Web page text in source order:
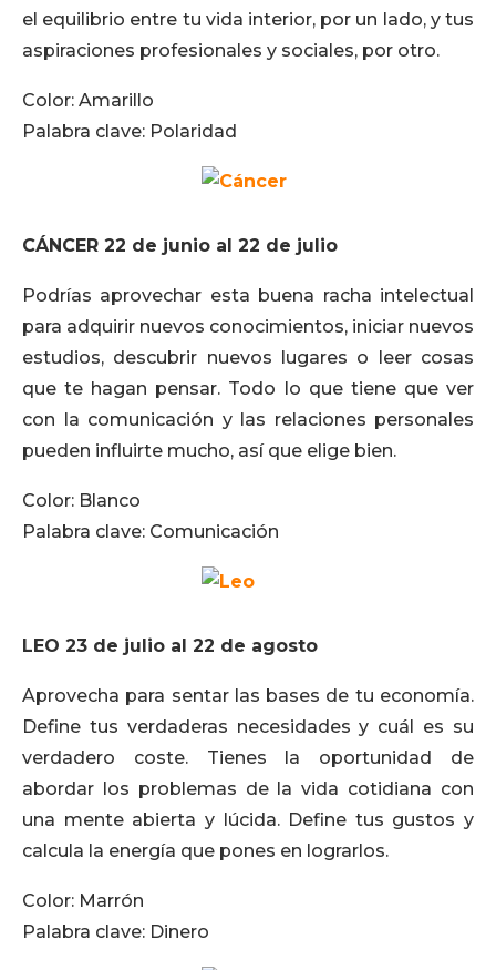
el equilibrio entre tu vida interior, por un lado, y tus
aspiraciones profesionales y sociales, por otro.
Color: Amarillo
Palabra clave: Polaridad
CÁNCER 22 de junio al 22 de julio
Podrías aprovechar esta buena racha intelectual
para adquirir nuevos conocimientos, iniciar nuevos
estudios, descubrir nuevos lugares o leer cosas
que te hagan pensar. Todo lo que tiene que ver
con la comunicación y las relaciones personales
pueden influirte mucho, así que elige bien.
Color: Blanco
Palabra clave: Comunicación
LEO 23 de julio al 22 de agosto
Aprovecha para sentar las bases de tu economía.
Define tus verdaderas necesidades y cuál es su
verdadero coste. Tienes la oportunidad de
abordar los problemas de la vida cotidiana con
una mente abierta y lúcida. Define tus gustos y
calcula la energía que pones en lograrlos.
Color: Marrón
Palabra clave: Dinero